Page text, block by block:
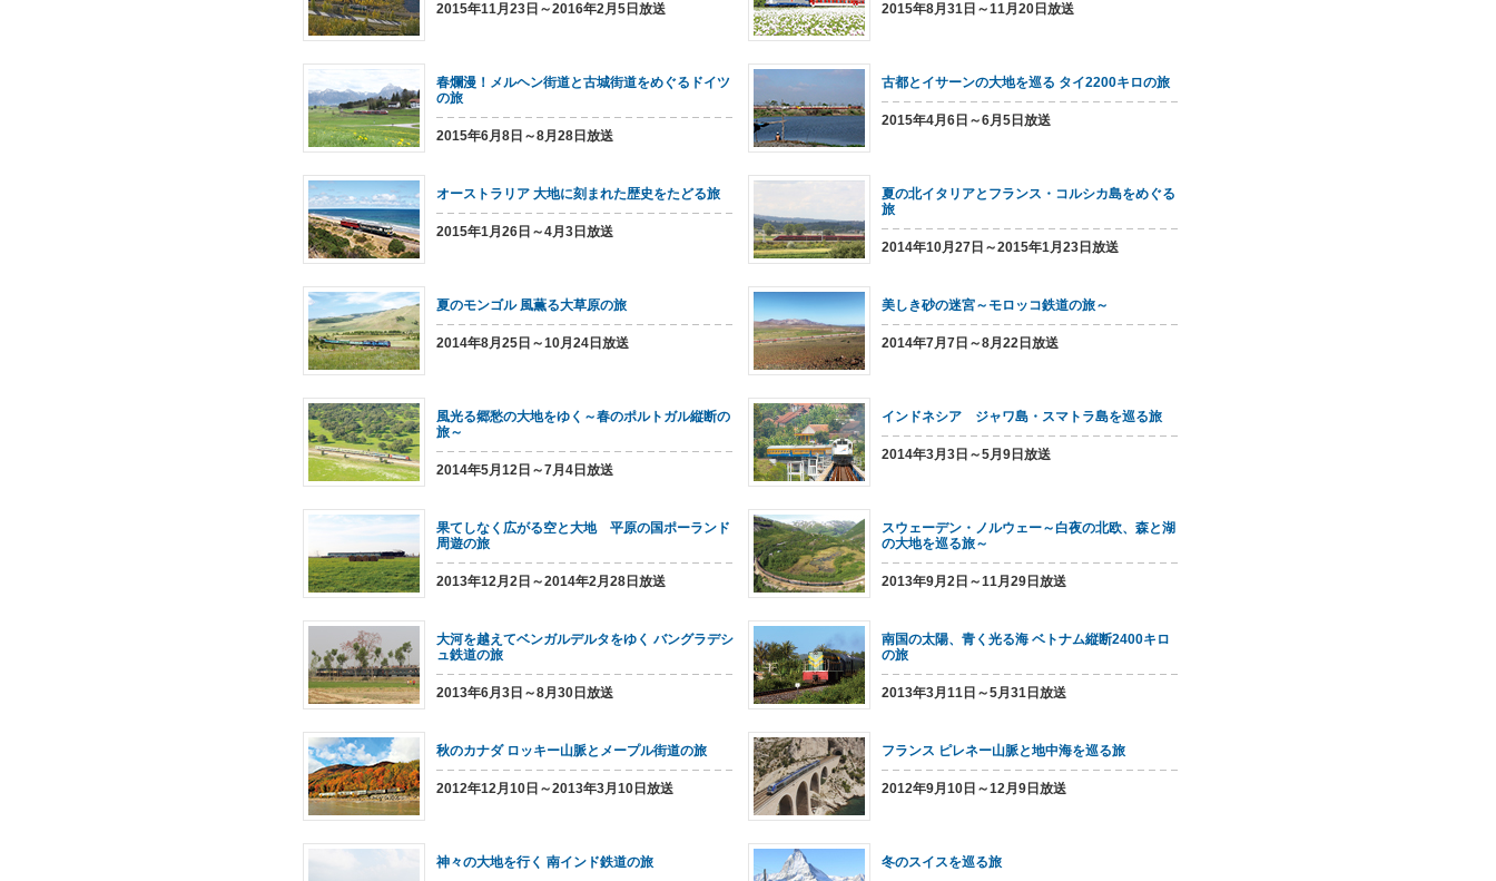
2015年11月23日～2016年2月5日放送 2015年8月31日～11月20日放送
春爛漫！メルヘン街道と古城街道をめぐるドイツ
の旅
2015年6月8日～8月28日放送
古都とイサーンの大地を巡る タイ2200キロの旅
2015年4月6日～6月5日放送
オーストラリア 大地に刻まれた歴史をたどる旅
2015年1月26日～4月3日放送
夏の北イタリアとフランス・コルシカ島をめぐる
旅
2014年10月27日～2015年1月23日放送
夏のモンゴル 風薫る大草原の旅
2014年8月25日～10月24日放送
美しき砂の迷宮～モロッコ鉄道の旅～
2014年7月7日～8月22日放送
風光る郷愁の大地をゆく～春のポルトガル縦断の
旅～
2014年5月12日～7月4日放送
インドネシア ジャワ島・スマトラ島を巡る旅
2014年3月3日～5月9日放送
果てしなく広がる空と大地 平原の国ポーランド
周遊の旅
2013年12月2日～2014年2月28日放送
スウェーデン・ノルウェー～白夜の北欧、森と湖
の大地を巡る旅～
2013年9月2日～11月29日放送
大河を越えてベンガルデルタをゆく バングラデシ
ュ鉄道の旅
2013年6月3日～8月30日放送
南国の太陽、青く光る海 ベトナム縦断2400キロ
の旅
2013年3月11日～5月31日放送
秋のカナダ ロッキー山脈とメープル街道の旅
2012年12月10日～2013年3月10日放送
フランス ピレネー山脈と地中海を巡る旅
2012年9月10日～12月9日放送
神々の大地を行く 南インド鉄道の旅 冬のスイスを巡る旅